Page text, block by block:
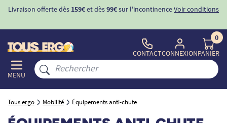
-10%avec le code "BIENVENUE" pourla 1ère commande
MENU
CONTACTCONNEXION
0
PANIER
Tous ergo Mobilité Équipements anti-chute